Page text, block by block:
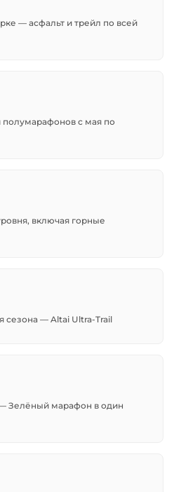
— асфальт и трейл по всей
с мая по
включая горные
сезона — Altai Ultra-Trail
Зелёный марафон в один